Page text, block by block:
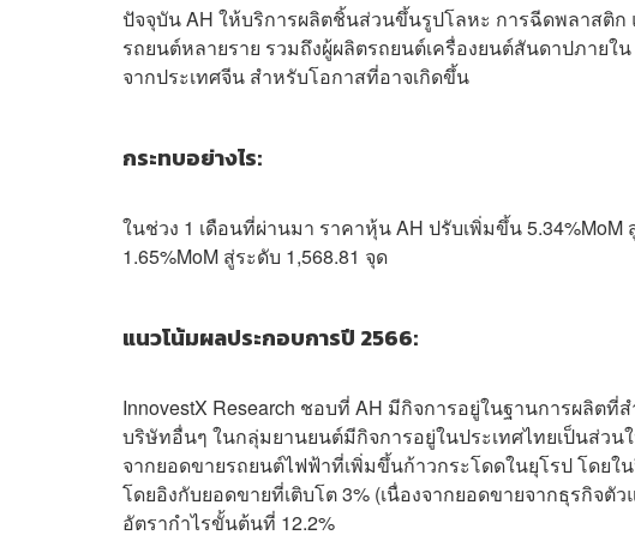
ปัจจุบัน AH ให้บริการผลิตชิ้นส่วนขึ้นรูปโลหะ การฉีดพลาสติ
รถยนต์หลายราย รวมถึงผู้ผลิตรถยนต์เครื่องยนต์สันดาปภายใ
จากประเทศจีน สำหรับโอกาสที่อาจเกิดขึ้น
กระทบอย่างไร:
ในช่วง 1 เดือนที่ผ่านมา ราคาหุ้น AH ปรับเพิ่มขึ้น
1.65%MoM สู่ระดับ 1,568.81 จุด
แนวโน้มผลประกอบการปี 2566:
InnovestX Research ชอบที่ AH มีกิจการอยู่ในฐานการผลิต
บริษัทอื่นๆ ในกลุ่มยานยนต์มีกิจการอยู่ในประเทศไทยเป็นส่ว
จากยอดขายรถยนต์ไฟฟ้าที่เพิ่มขึ้นก้าวกระโดดในยุโรป โดยใ
โดยอิงกับยอดขายที่เติบโต 3% (เนื่องจากยอดขายจากธุรกิจ
อัตรากำไรขั้นต้นที่ 12.2%